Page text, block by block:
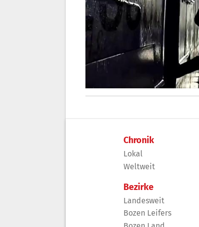
Chronik
Lokal
Weltweit
Bezirke
Landesweit
Bozen Leifers